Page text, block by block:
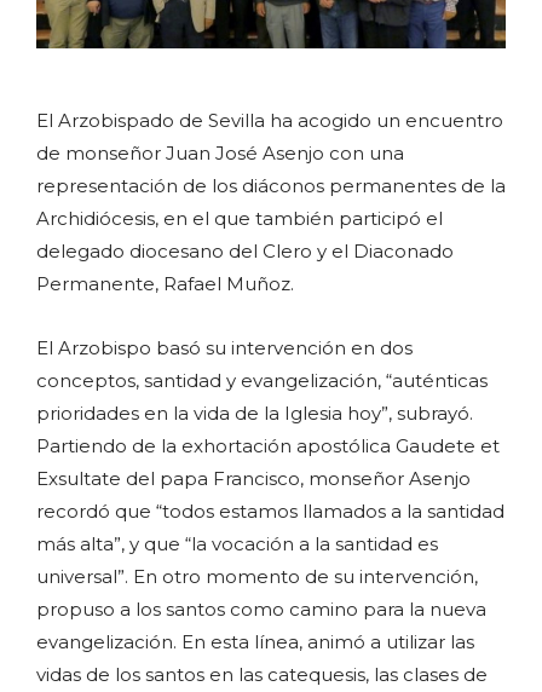
El Arzobispado de Sevilla ha acogido un encuentro
de monseñor Juan José Asenjo con una
representación de los diáconos permanentes de la
Archidiócesis, en el que también participó el
delegado diocesano del Clero y el Diaconado
Permanente, Rafael Muñoz.
El Arzobispo basó su intervención en dos
conceptos, santidad y evangelización, “auténticas
prioridades en la vida de la Iglesia hoy”, subrayó.
Partiendo de la exhortación apostólica Gaudete et
Exsultate del papa Francisco, monseñor Asenjo
recordó que “todos estamos llamados a la santidad
más alta”, y que “la vocación a la santidad es
universal”. En otro momento de su intervención,
propuso a los santos como camino para la nueva
evangelización. En esta línea, animó a utilizar las
vidas de los santos en las catequesis, las clases de